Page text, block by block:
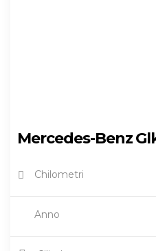
Mercedes-Benz
Chilometri
Anno